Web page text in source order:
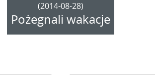
(2014-08-28)
Pożegnali wakacje